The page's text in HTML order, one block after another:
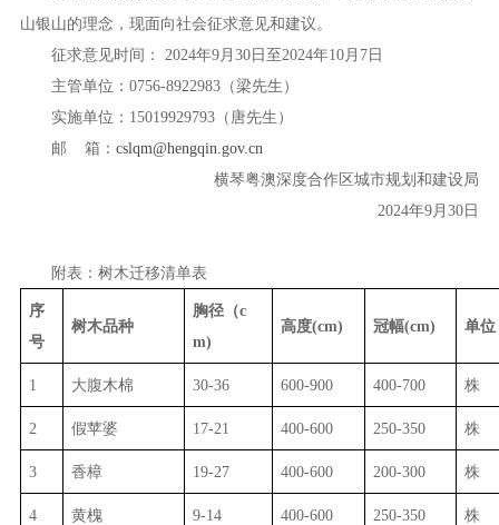
山银山的理念，现面向社会征求意见和建议。
征求意见时间： 2024年9月30日至2024年10月7日
主管单位：0756-8922983（梁先生）
实施单位：15019929793（唐先生）
邮 箱： cslqm@hengqin.gov.cn
横琴粤澳深度合作区城市规划和建设局
2024年9月30日
附表：树木迁移清单表
序
号
树木品种
胸径（c
m)
高度(cm) 冠幅(cm) 单位
1 大腹木棉 30-36 600-900 400-700 株
2 假苹婆 17-21 400-600 250-350 株
3 香樟 19-27 400-600 200-300 株
4 黄槐 9-14 400-600 250-350 株